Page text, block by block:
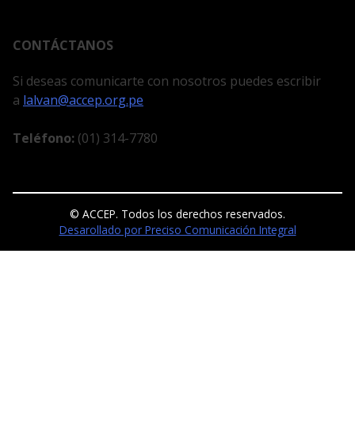
CONTÁCTANOS
Si deseas comunicarte con nosotros puedes escribir
a lalvan@accep.org.pe
Teléfono: (01) 314-7780
© ACCEP. Todos los derechos reservados.
Desarollado por Preciso Comunicación Integral